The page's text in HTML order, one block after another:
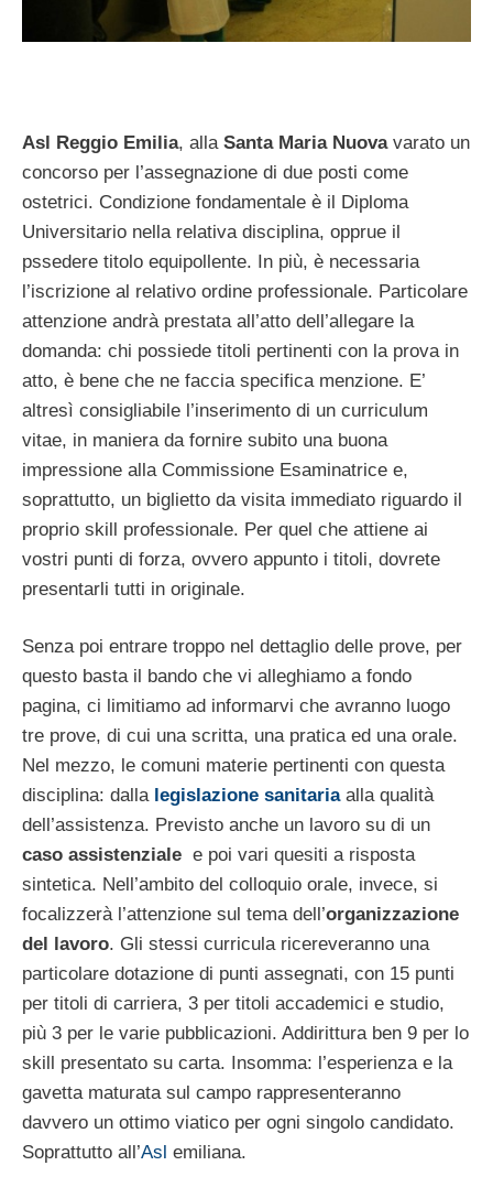
Asl Reggio Emilia, alla Santa Maria Nuovavarato un
concorso per l’assegnazione di due posti come
ostetrici. Condizione fondamentale è il Diploma
Universitario nella relativa disciplina, opprue il
pssedere titolo equipollente. In più, è necessaria
l’iscrizione al relativo ordine professionale. Particolare
attenzione andrà prestata all’atto dell’allegare la
domanda: chi possiede titoli pertinenti con la prova in
atto, è bene che ne faccia specifica menzione. E’
altresì consigliabile l’inserimento di un curriculum
vitae, in maniera da fornire subito una buona
impressione alla Commissione Esaminatrice e,
soprattutto, un biglietto da visita immediato riguardo il
proprio skill professionale. Per quel che attiene ai
vostri punti di forza, ovvero appunto i titoli, dovrete
presentarli tutti in originale.
Senza poi entrare troppo nel dettaglio delle prove, per
questo basta il bando che vi alleghiamo a fondo
pagina, ci limitiamo ad informarvi che avranno luogo
tre prove, di cui una scritta, una pratica ed una orale.
Nel mezzo, le comuni materie pertinenti con questa
disciplina: dalla legislazione sanitariaalla qualità
dell’assistenza. Previsto anche un lavoro su di un
caso assistenziale e poi vari quesiti a risposta
sintetica. Nell’ambito del colloquio orale, invece, si
focalizzerà l’attenzione sul tema dell’organizzazione
del lavoro. Gli stessi curricula ricereveranno una
particolare dotazione di punti assegnati, con 15 punti
per titoli di carriera, 3 per titoli accademici e studio,
più 3 per le varie pubblicazioni. Addirittura ben 9 per lo
skill presentato su carta. Insomma: l’esperienza e la
gavetta maturata sul campo rappresenteranno
davvero un ottimo viatico per ogni singolo candidato.
Soprattutto all’Asl emiliana.